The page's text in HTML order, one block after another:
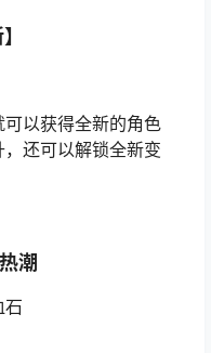
以获得全新的⻆⾊
，还可以解锁全新变
潮
石